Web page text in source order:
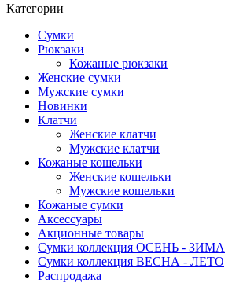
Категории
Сумки
Рюкзаки
Кожаные рюкзаки
Женские сумки
Мужские сумки
Новинки
Клатчи
Женские клатчи
Мужские клатчи
Кожаные кошельки
Женские кошельки
Мужские кошельки
Кожаные сумки
Аксессуары
Акционные товары
Сумки коллекция ОСЕНЬ - ЗИМА
Сумки коллекция ВЕСНА - ЛЕТО
Распродажа